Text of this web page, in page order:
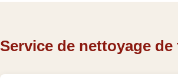
Service de nettoyage